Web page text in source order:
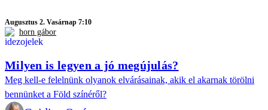
Augusztus 2. Vasárnap 7:10
horn gábor
Milyen is legyen a jó megújulás?
Meg kell-e felelnünk olyanok elvárásainak, akik el akarnak törölni
bennünket a Föld színéről?